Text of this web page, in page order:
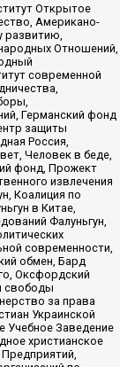
Открытое
Американо-
развитию,
Отношений,
современной
Германский фонд
защиты
Россия,
Человек в беде,
фонд, Прожект
извлечения
Коалиция по
в Китае,
Фалуньгун,
современности,
обмен, Бард
Оксфордский
свободы
за права
Украинской
Учебное Заведение
христианское